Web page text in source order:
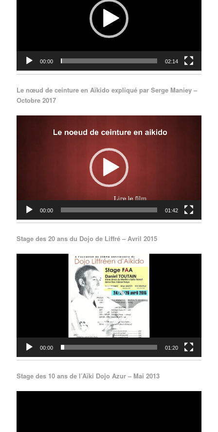
00:00 02:14
Le nœud de ceinture en Aïkido expliqué par Serge Maniey –
Octobre 2017
00:00 01:42
Stage des 20 ans du Dojo de Liffré – Avril 2015
00:00 01:20
Stage des 10 ans de l’Aïki Dojo Azur – Mai 2013